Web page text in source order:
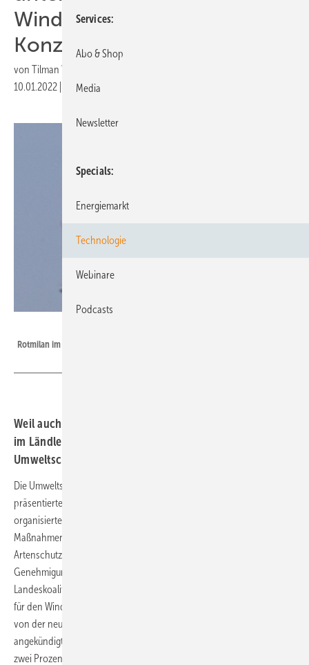
Windkraft mit eigenem
Konzept
von Tilman Weber
10.01.2022
Druckvorschau
Rotmilan im Windpark
Weil auch die Koalition in Stuttgart den Windparkausbau
im Ländle plötzlich antreiben will, legten die Landes-
Umweltschutzverbände ein Konzept vor.
Die Umweltschutzverbände Nabu und BUND in Baden-Württemberg
präsentierten auf ihren gemeinsamen digital als Online-Veranstaltung
organisierten Naturschutztagen die aus ihrer Sicht „wichtigsten
Maßnahmen für ein erfolgreiches Miteinander von Windenergie und
Artenschutz sowie für die Beschleunigung von Planungs- und
Genehmigungsverfahren“. Sie nehmen Bezug auf die von der
Landeskoalition aus Grünen und CDU nun vereinbarten Maßnahmen
für den Windkraftausbau. Die Koalitionsvereinbarung mit Bezug auf die
von der neuen Bundesregierung aus SPD, Grünen und FDP
angekündigten Ziele sieht die Ausweisung in den Regionalplänen von
zwei Prozent der Landesfläche für den Ausbau von Windenergie und
Services
Abo & Shop
Media
Newsletter
Specials
Energiemarkt
Technologie
Webinare
Podcasts